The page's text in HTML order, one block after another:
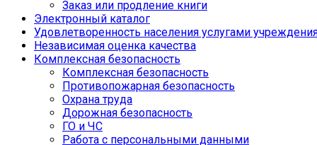
Заказ или продление книги
Электронный каталог
Удовлетворенность населения услугами
Независимая оценка качества
Комплексная безопасность
Комплексная безопасность
Противопожарная безопасность
Охрана труда
Дорожная безопасность
ГО и ЧС
Работа с персональными данными